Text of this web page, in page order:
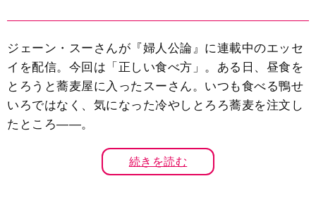
ジェーン・スーさんが『婦人公論』に連載中のエッセ
イを配信。今回は「正しい食べ方」。ある日、昼食を
とろうと蕎麦屋に入ったスーさん。いつも食べる鴨せ
いろではなく、気になった冷やしとろろ蕎麦を注文し
たところ――。
続きを読む